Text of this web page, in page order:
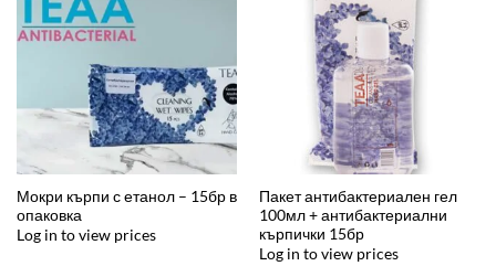
Мокри кърпи с етанол – 15бр в
опаковка
Log in to view prices
Пакет антибактериален гел
100мл + антибактериални
кърпички 15бр
Log in to view prices